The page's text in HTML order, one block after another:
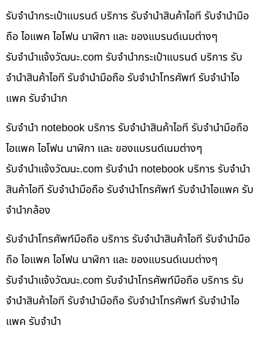
รับจำนำกระเป๋าแบรนด์ บริการ รับจำนำสินค้าไอที รับจำนำมือ
ถือ ไอแพค ไอโฟน นาฬิกา และ ของแบรนด์เนมต่างๆ
รับจํานําแจ้งวัฒนะ.com รับจำนำกระเป๋าแบรนด์ บริการ รับ
จำนำสินค้าไอที รับจำนำมือถือ รับจำนำโทรศัพท์ รับจำนำไอ
แพค รับจำนำก
รับจำนำ notebook บริการ รับจำนำสินค้าไอที รับจำนำมือถือ
ไอแพค ไอโฟน นาฬิกา และ ของแบรนด์เนมต่างๆ
รับจํานําแจ้งวัฒนะ.com รับจำนำ notebook บริการ รับจำนำ
สินค้าไอที รับจำนำมือถือ รับจำนำโทรศัพท์ รับจำนำไอแพค รับ
จำนำกล้อง
รับจำนำโทรศัพท์มือถือ บริการ รับจำนำสินค้าไอที รับจำนำมือ
ถือ ไอแพค ไอโฟน นาฬิกา และ ของแบรนด์เนมต่างๆ
รับจํานําแจ้งวัฒนะ.com รับจำนำโทรศัพท์มือถือ บริการ รับ
จำนำสินค้าไอที รับจำนำมือถือ รับจำนำโทรศัพท์ รับจำนำไอ
แพค รับจำนำ